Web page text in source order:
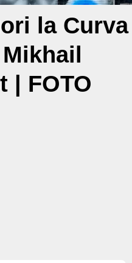
la Curva
| FOTO